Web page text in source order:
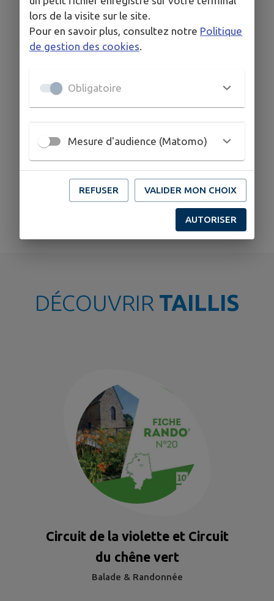
Municipale et
Garderie
Commerces
scolaires
DÉCOUVRIR TAILLIS
Circuit de la violette et Circuit
du chêne vert
Balade & Randonnée
lors de la visite sur le site.
Pour en savoir plus, consultez notre Politique
de gestion des cookies
Obligatoire
Mesure d'audience (Matomo)
REFUSER VALIDER MON CHOIX
AUTORISER